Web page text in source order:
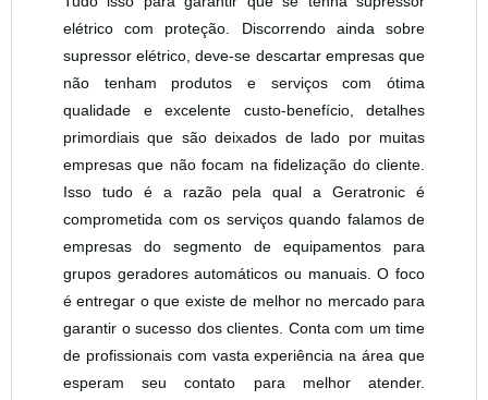
elétrico com proteção. Discorrendo ainda sobre
supressor elétrico, deve-se descartar empresas que
não tenham produtos e serviços com ótima
qualidade e excelente custo-benefício, detalhes
primordiais que são deixados de lado por muitas
empresas que não focam na fidelização do cliente.
Isso tudo é a razão pela qual a Geratronic é
comprometida com os serviços quando falamos de
empresas do segmento de equipamentos para
grupos geradores automáticos ou manuais. O foco
é entregar o que existe de melhor no mercado para
garantir o sucesso dos clientes. Conta com um time
de profissionais com vasta experiência na área que
esperam seu contato para melhor atender.